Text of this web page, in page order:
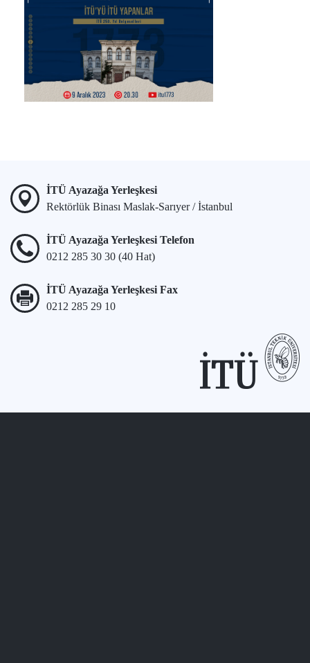
İTÜ Ayazağa Yerleşkesi
Rektörlük Binası Maslak-Sarıyer / İstanbul
İTÜ Ayazağa Yerleşkesi Telefon
0212 285 30 30 (40 Hat)
İTÜ Ayazağa Yerleşkesi Fax
0212 285 29 10